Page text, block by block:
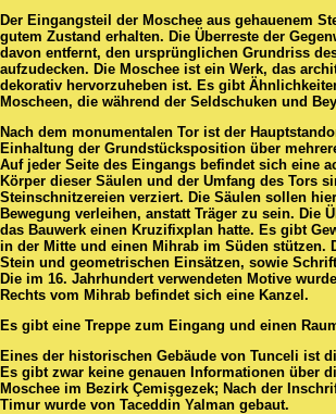
Der Eingangsteil der Moschee aus gehauenem
gutem Zustand erhalten. Die Überreste der
davon entfernt, den ursprünglichen Grundriss
aufzudecken. Die Moschee ist ein Werk, das
dekorativ hervorzuheben ist. Es gibt
Moscheen, die während der Seldschuken und
Nach dem monumentalen Tor ist der
Einhaltung der Grundstücksposition über
Auf jeder Seite des Eingangs befindet sich eine
Körper dieser Säulen und der Umfang des Tors
Steinschnitzereien verziert. Die Säulen sollen
Bewegung verleihen, anstatt Träger zu sein. Die
das Bauwerk einen Kruzifixplan hatte. Es gibt
in der Mitte und einen Mihrab im Süden stützen.
Stein und geometrischen Einsätzen, sowie
Die im 16. Jahrhundert verwendeten Motive
Rechts vom Mihrab befindet sich eine Kanzel.
Es gibt eine Treppe zum Eingang und einen
Eines der historischen Gebäude von Tunceli ist
Es gibt zwar keine genauen Informationen über
Moschee im Bezirk Çemişgezek; Nach der
Timur wurde von Taceddin Yalman gebaut.